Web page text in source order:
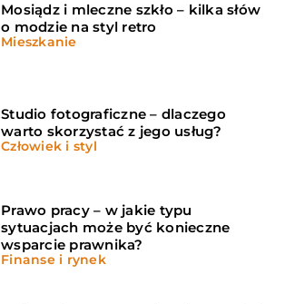
Mosiądz i mleczne szkło – kilka słów
o modzie na styl retro
Mieszkanie
Studio fotograficzne – dlaczego
warto skorzystać z jego usług?
Człowiek i styl
Prawo pracy – w jakie typu
sytuacjach może być konieczne
wsparcie prawnika?
Finanse i rynek